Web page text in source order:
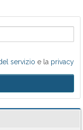
servizio e la privacy